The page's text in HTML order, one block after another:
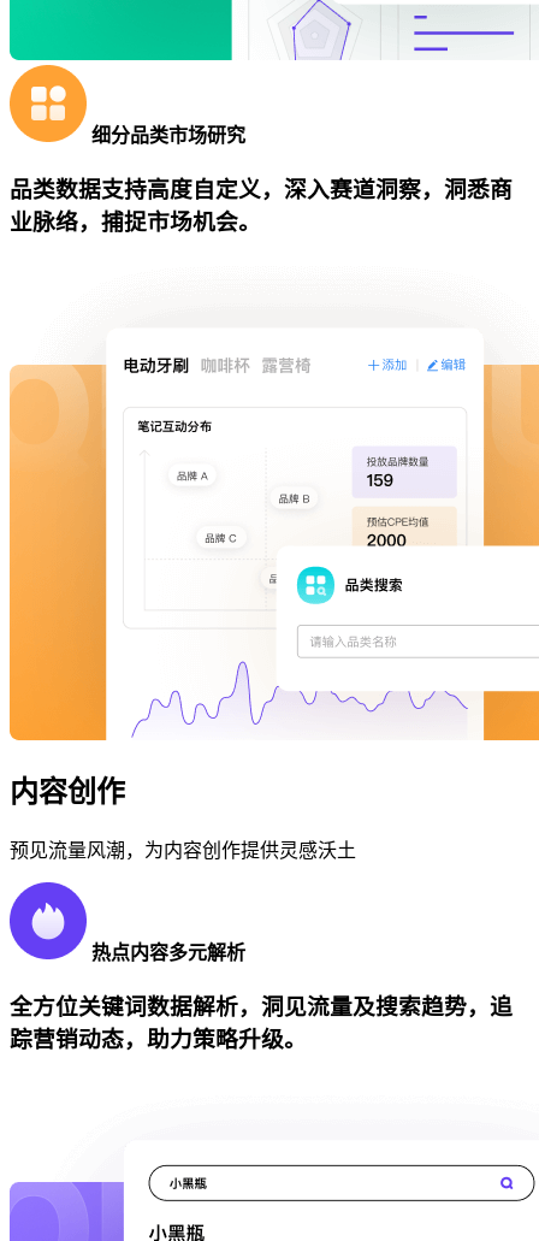
细分品类市场研究
品类数据支持高度自定义，深入赛道洞察，洞悉商
业脉络，捕捉市场机会。
内容创作
预见流量风潮，为内容创作提供灵感沃土
热点内容多元解析
全方位关键词数据解析，洞见流量及搜索趋势，追
踪营销动态，助力策略升级。